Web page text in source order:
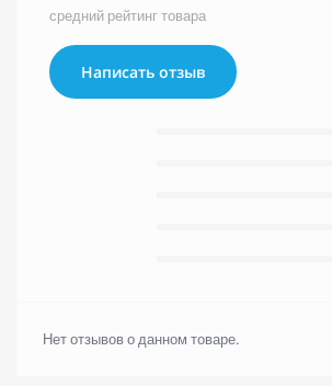
средний рейтинг товара
Написать отзыв
Нет отзывов о данном товаре.